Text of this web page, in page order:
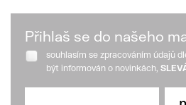
Přihlaš se do našeho
souhlasím se zpracováním údajů
být informován o novinkách,